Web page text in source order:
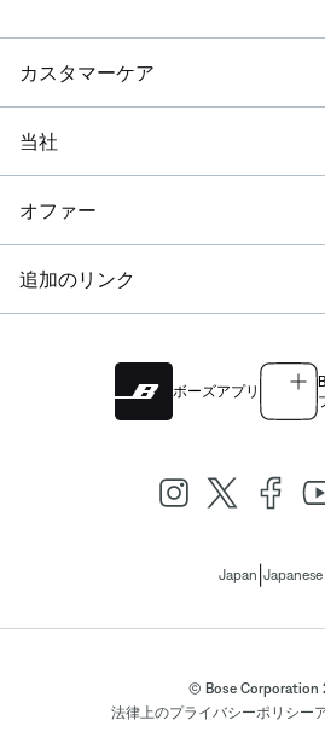
カスタマーケア
当社
オファー
追加のリンク
ボーズアプリ
Japan Japanese
© Bose Corporation
法律上のプライバシーポリシー